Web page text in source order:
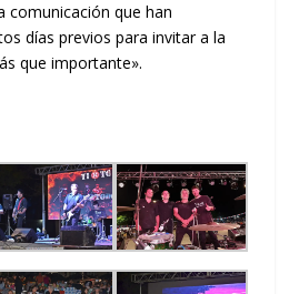
comunicación que han
días previos para invitar a la
que importante».